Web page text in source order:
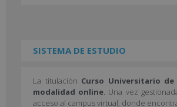
SISTEMA DE ESTUDIO
La titulación Curso Universitario de
modalidad online . Una vez
acceso al campus virtual, donde